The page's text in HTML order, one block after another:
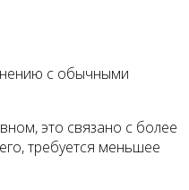
с обычными
это связано с более
требуется меньшее